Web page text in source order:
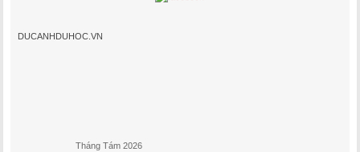
DUCANHDUHOC.VN
Tháng Tám 2026